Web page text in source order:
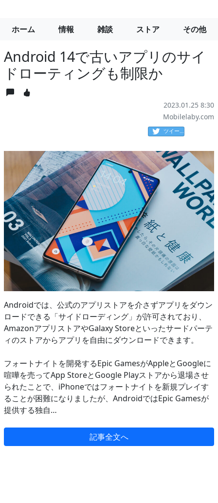
ホーム 情報 雑談 ストア その他
Android 14で古いアプリのサイ
ドローティングも制限か
2023.01.25 8:30
Mobilelaby.com
ツイート
Androidでは、公式のアプリストアを介さずアプリをダウン
ロードできる「サイドローディング」が許可されており、
AmazonアプリストアやGalaxy Storeといったサードパーテ
ィのストアからアプリを自由にダウンロードできます。
フォートナイトを開発するEpic GamesがAppleとGoogleに
喧嘩を売ってApp StoreとGoogle Playストアから退場させ
られたことで、iPhoneではフォートナイトを新規プレイす
ることが困難になりましたが、AndroidではEpic Gamesが
提供する独自…
記事全文へ